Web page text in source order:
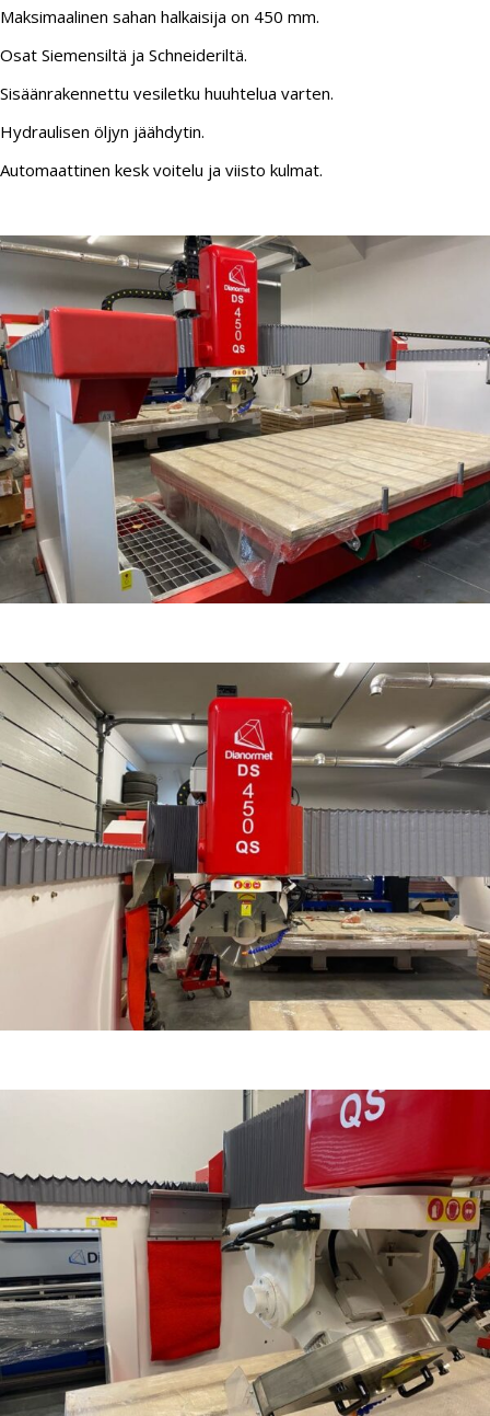
Maksimaalinen sahan halkaisija on 450 mm.
Osat Siemensiltä ja Schneideriltä.
Sisäänrakennettu vesiletku huuhtelua varten.
Hydraulisen öljyn jäähdytin.
Automaattinen kesk voitelu ja viisto kulmat.